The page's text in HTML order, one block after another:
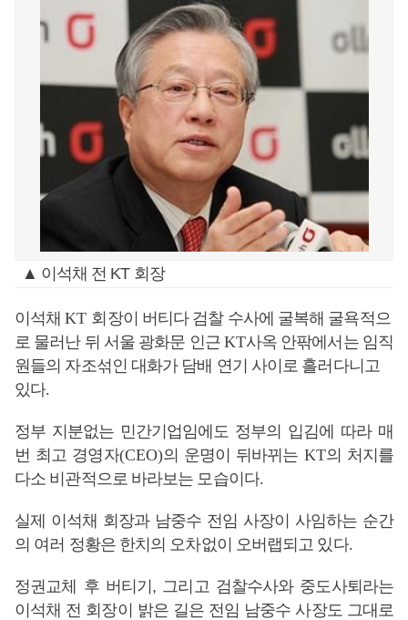
▲ 이석채 전 KT 회장
이석채KT 회장이 버티다 검찰 수사에 굴복해 굴욕적으
로 물러난 뒤 서울 광화문 인근 KT사옥 안팎에서는 임직
원들의 자조섞인 대화가 담배 연기 사이로 흘러다니고
있다.
정부 지분없는 민간기업임에도 정부의 입김에 따라 매
번 최고 경영자(CEO)의 운명이 뒤바뀌는 KT의 처지를
다소 비관적으로 바라보는 모습이다.
실제 이석채 회장과 남중수 전임 사장이 사임하는 순간
의 여러 정황은 한치의 오차없이 오버랩되고 있다.
정권교체 후 버티기, 그리고 검찰수사와 중도사퇴라는
이석채 전 회장이 밝은 길은 전임 남중수 사장도 그대로